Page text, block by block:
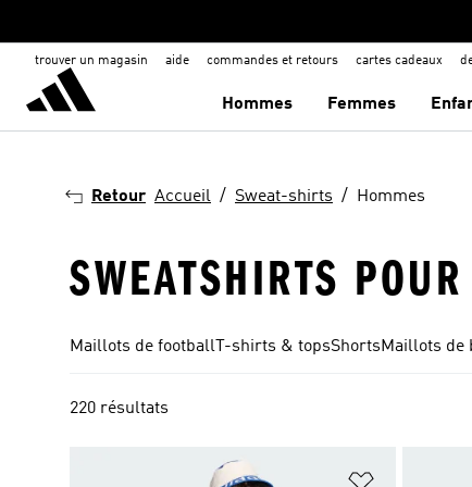
trouver un magasin aide commandes et retours cartes cadeaux
Hommes Femmes
Retour Accueil Sweat-shirts Hommes
SWEATSHIRTS
Maillots de football T-shirts & topsShortsMaillots de
220 résultats
Ajouter à